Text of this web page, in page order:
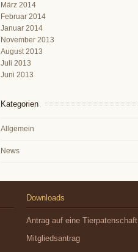
März 2014
Februar 2014
Januar 2014
November 2013
August 2013
Juli 2013
Juni 2013
Kategorien
Allgemein
News
Downloads
Antrag auf eine Tierpatenschaft
Mitgliedsantrag